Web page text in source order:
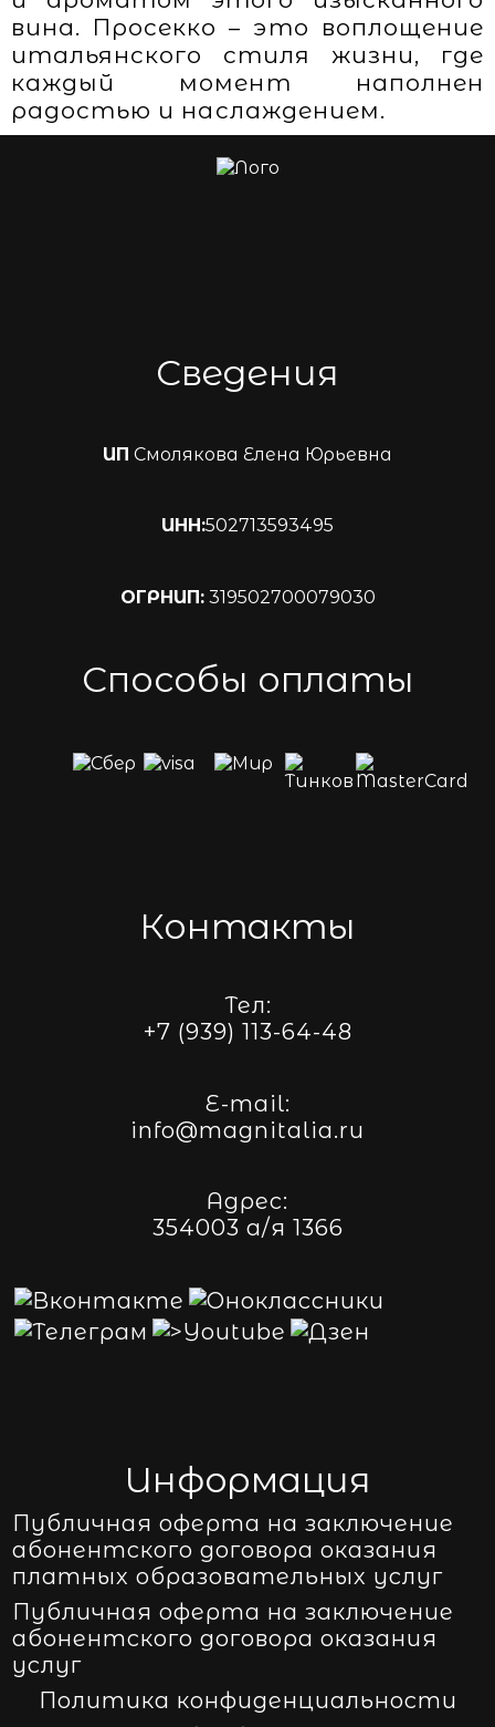
вина. Просекко – это воплощение
итальянского стиля жизни, где
каждый момент наполнен
радостью и наслаждением.
Сведения
ИП Смолякова Елена Юрьевна
ИНН:502713593495
ОГРНИП:319502700079030
Способы оплаты
Контакты
Тел:
+7 (939) 113-64-48
E-mail:
info@magnitalia.ru
Адрес:
354003 а/я 1366
Информация
Публичная оферта на заключение
абонентского договора оказания
платных образовательных услуг
Публичная оферта на заключение
абонентского договора оказания
услуг
Политика конфиденциальности